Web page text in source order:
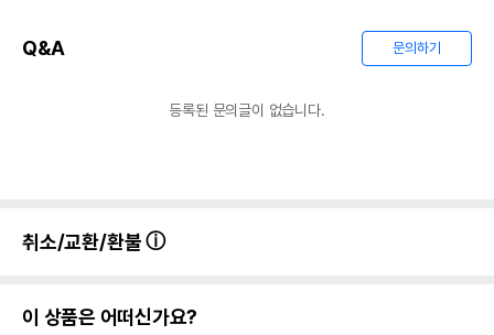
Q&A 문의하기
등록된 문의글이 없습니다.
취소/교환/환불
이 상품은 어떠신가요?